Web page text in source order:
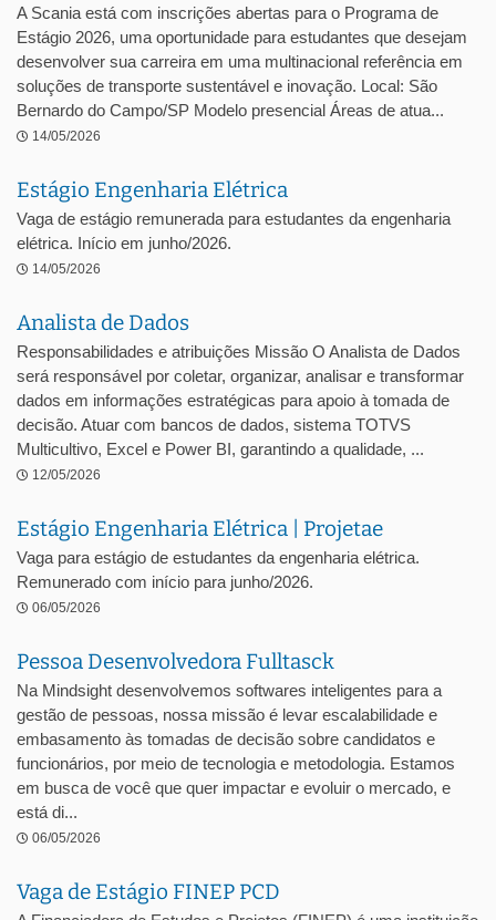
A Scania está com inscrições abertas para o Programa de
Estágio 2026, uma oportunidade para estudantes que desejam
desenvolver sua carreira em uma multinacional referência em
soluções de transporte sustentável e inovação. Local: São
Bernardo do Campo/SP Modelo presencial Áreas de atua...
14/05/2026
Estágio Engenharia Elétrica
Vaga de estágio remunerada para estudantes da engenharia
elétrica. Início em junho/2026.
14/05/2026
Analista de Dados
Responsabilidades e atribuições Missão O Analista de Dados
será responsável por coletar, organizar, analisar e transformar
dados em informações estratégicas para apoio à tomada de
decisão. Atuar com bancos de dados, sistema TOTVS
Multicultivo, Excel e Power BI, garantindo a qualidade, ...
12/05/2026
Estágio Engenharia Elétrica | Projetae
Vaga para estágio de estudantes da engenharia elétrica.
Remunerado com início para junho/2026.
06/05/2026
Pessoa Desenvolvedora Fulltasck
Na Mindsight desenvolvemos softwares inteligentes para a
gestão de pessoas, nossa missão é levar escalabilidade e
embasamento às tomadas de decisão sobre candidatos e
funcionários, por meio de tecnologia e metodologia. Estamos
em busca de você que quer impactar e evoluir o mercado, e
está di...
06/05/2026
Vaga de Estágio FINEP PCD